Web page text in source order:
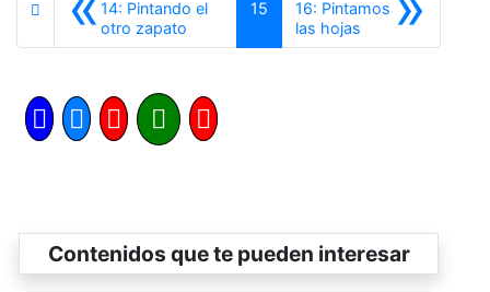
14: Pintando el
otro zapato
15
16: Pintamos
las hojasSiguiente
Contenidos que te pueden interesar